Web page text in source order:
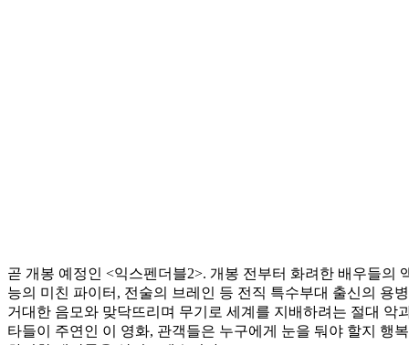
곧 개봉 예정인 <익스펜더블2>. 개봉 전부터 화려한 배우들의
능의 미친 파이터, 전술의 브레인 등 전직 특수부대 출신의 용
거대한 음모와 맞닥뜨리며 무기로 세계를 지배하려는 절대
타들이 주연인 이 영화, 관객들은 누구에게 눈을 둬야 할지 행